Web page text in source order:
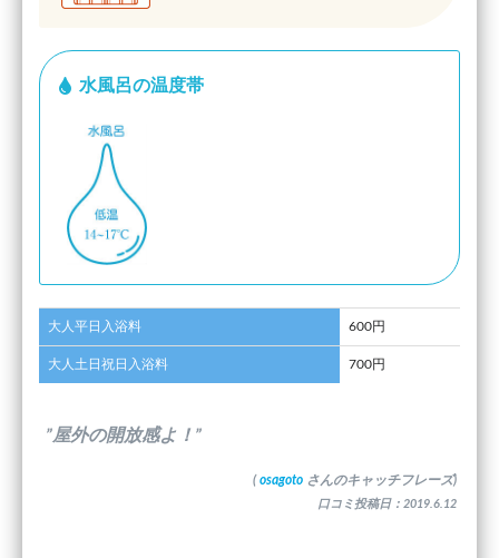
水風呂の温度帯
大人平日入浴料 600円
大人土日祝日入浴料 700円
”屋外の開放感よ！”
( osagoto さんのキャッチフレーズ)
口コミ投稿日：2019.6.12